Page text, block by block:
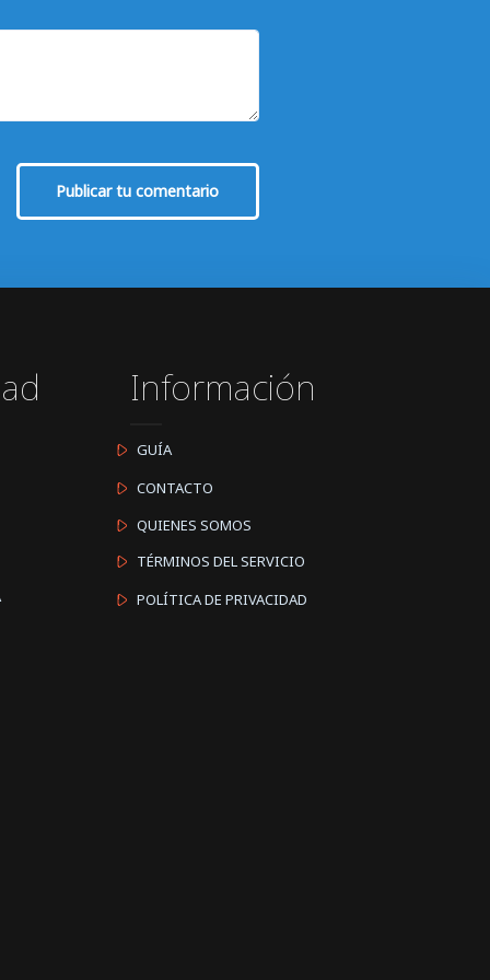
Publicar tu comentario
Información
GUÍA
CONTACTO
QUIENES SOMOS
TÉRMINOS DEL SERVICIO
POLÍTICA DE PRIVACIDAD